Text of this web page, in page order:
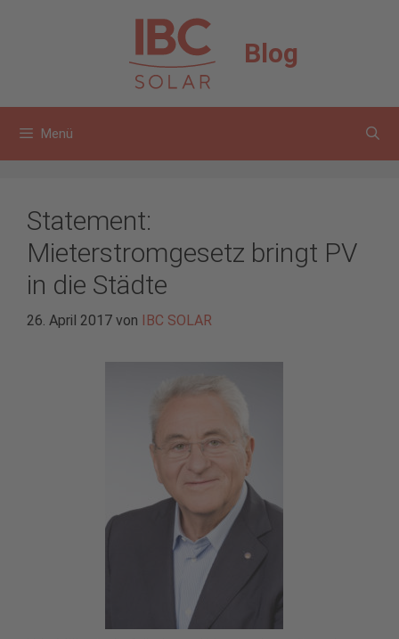
Blog
Menü
Statement:
Mieterstromgesetz bringt PV
in die Städte
26. April 2017 von IBC SOLAR